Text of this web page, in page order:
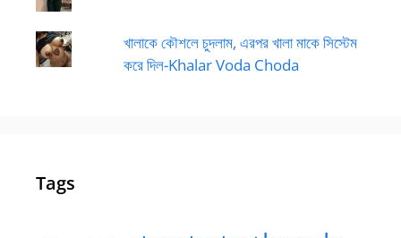
খালাকে কৌশলে চুদলাম, এরপর খালা মাকে সিস্টেম
করে দিল-Khalar Voda Choda
Tags